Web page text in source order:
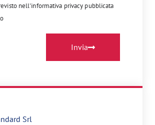
nell'informativa privacy pubblicata
Invia
Srl